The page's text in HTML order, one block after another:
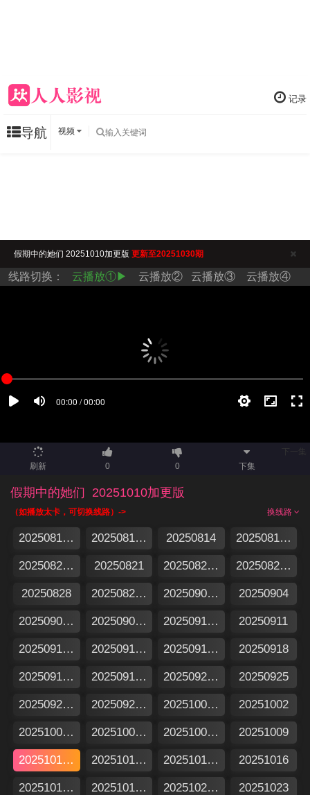
记录
导航 视频
假期中的她们 20251010加更版 更新至20251030期
刷新 0 0 下集
假期中的她们 20251010加更版
换线路
（如播放太卡，可切换线路）->
20250813集结篇 20250813特别企划 20250814 20250815加更版
20250820假期日记 20250821 20250822加更版 20250827假期日记
20250828 20250829加更版 20250903假期日记 20250904
20250905加更版 20250905特别企划 20250910假期日记 20250911
20250912加更版 20250912特别企划 20250917假期日记 20250918
20250919加更版 20250919特别企划 20250924假期日记 20250925
20250926加更版 20250926特别企划 20251001假期日记 20251002
20251003加更版 20251003特别企划 20251008假期日记 20251009
20251010加更版 20251010特别企划 20251015假期日记 20251016
20251017加更版 20251017特别企划 20251022假期日记 20251023